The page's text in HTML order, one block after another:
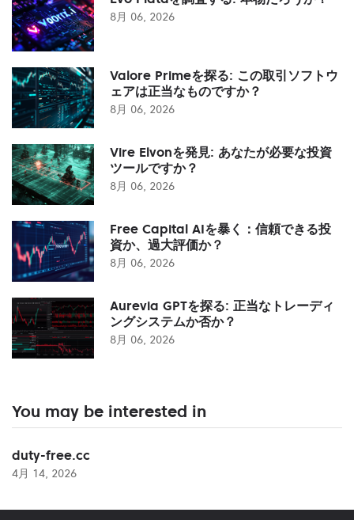
8月 06, 2026
Valore Primeを探る: この取引ソフトウ
ェアは正当なものですか？
8月 06, 2026
Vire Elvonを発見: あなたが必要な投資
ツールですか？
8月 06, 2026
Free Capital AIを暴く：信頼できる投
資か、過大評価か？
8月 06, 2026
Aurevia GPTを探る: 正当なトレーディ
ングシステムか否か？
8月 06, 2026
You may be interested in
duty-free.cc
4月 14, 2026